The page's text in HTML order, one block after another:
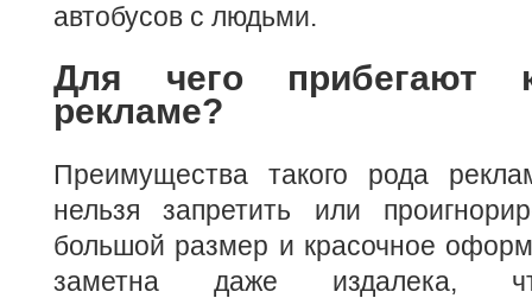
автобусов с людьми.
Для чего прибегают
рекламе?
Преимущества такого рода
нельзя запретить или
большой размер и красочное
заметна даже издалека,